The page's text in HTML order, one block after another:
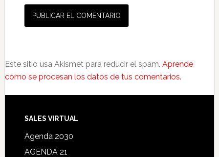
Este sitio usa Akismet para reducir el spam. Aprende
cómo se procesan los datos de tus comentarios.
SALES VIRTUAL
Agenda 2030
AGENDA 21